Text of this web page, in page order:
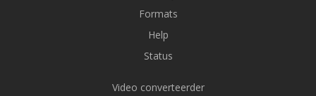
Formats
Help
Status
Video converteerder